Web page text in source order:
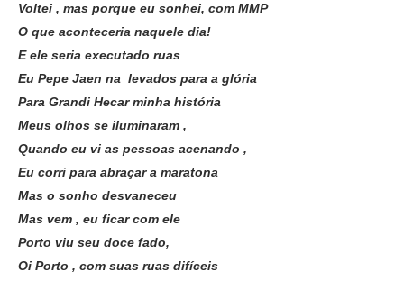
Voltei , mas porque eu sonhei, com MMP
O que aconteceria naquele dia!
E ele seria executado ruas
Eu Pepe Jaen na levados para a glória
Para Grandi Hecar minha história
Meus olhos se iluminaram ,
Quando eu vi as pessoas acenando ,
Eu corri para abraçar a maratona
Mas o sonho desvaneceu
Mas vem , eu ficar com ele
Porto viu seu doce fado,
Oi Porto , com suas ruas difíceis